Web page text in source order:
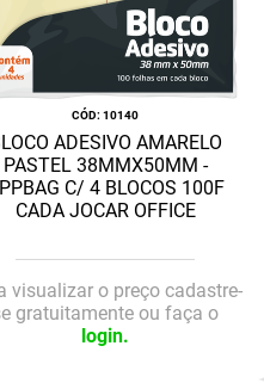
:10140
ADESIVO AMARELO
PASTEL 38MMX50MM -
C/ 4 BLOCOS 100F
CADA JOCAR OFFICE
visualizar o preço cadastre-
gratuitamente ou faça o
login.